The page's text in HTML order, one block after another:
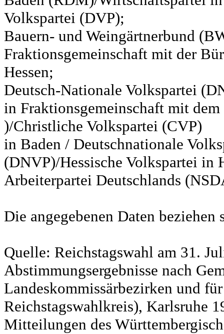
Volkspartei (DVP);
Bauern- und Weingärtnerbund
Fraktionsgemeinschaft mit der
Hessen;
Deutsch-Nationale Volkspartei
in Fraktionsgemeinschaft mit
)/Christliche Volkspartei (CVP)
in Baden / Deutschnationale
(DNVP)/Hessische Volkspartei in
Arbeiterpartei Deutschlands
Die angegebenen Daten
Quelle: Reichstagswahl am 31.
Abstimmungsergebnisse nach
Landeskommissärbezirken und
Reichstagswahlkreis), Karlsruhe
Mitteilungen des